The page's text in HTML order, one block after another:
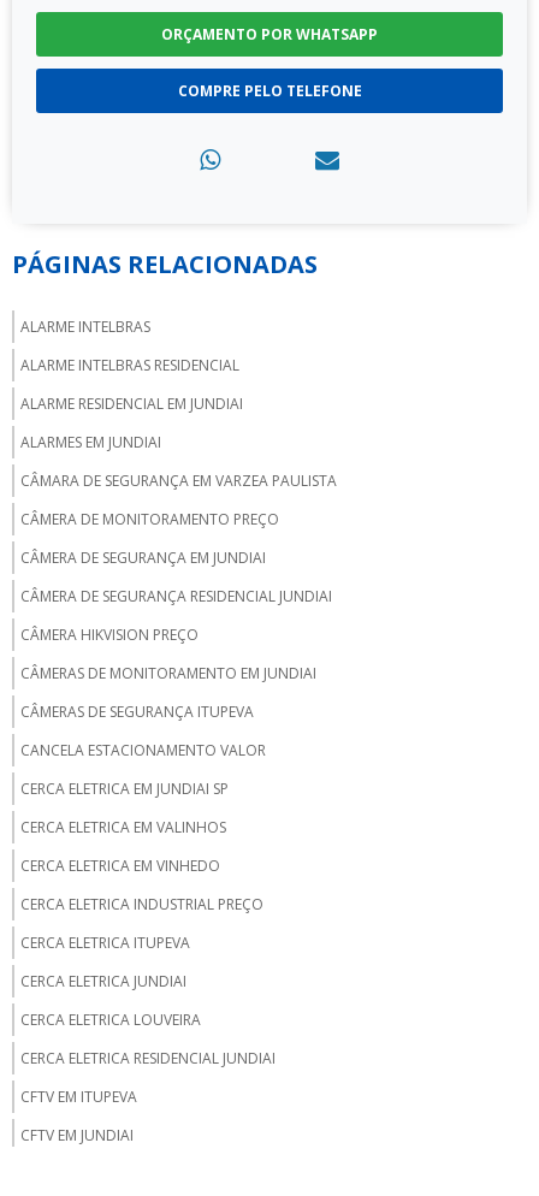
ORÇAMENTO POR WHATSAPP
COMPRE PELO TELEFONE
PÁGINAS RELACIONADAS
ALARME INTELBRAS
ALARME INTELBRAS RESIDENCIAL
ALARME RESIDENCIAL EM JUNDIAI
ALARMES EM JUNDIAI
CÂMARA DE SEGURANÇA EM VARZEA PAULISTA
CÂMERA DE MONITORAMENTO PREÇO
CÂMERA DE SEGURANÇA EM JUNDIAI
CÂMERA DE SEGURANÇA RESIDENCIAL JUNDIAI
CÂMERA HIKVISION PREÇO
CÂMERAS DE MONITORAMENTO EM JUNDIAI
CÂMERAS DE SEGURANÇA ITUPEVA
CANCELA ESTACIONAMENTO VALOR
CERCA ELETRICA EM JUNDIAI SP
CERCA ELETRICA EM VALINHOS
CERCA ELETRICA EM VINHEDO
CERCA ELETRICA INDUSTRIAL PREÇO
CERCA ELETRICA ITUPEVA
CERCA ELETRICA JUNDIAI
CERCA ELETRICA LOUVEIRA
CERCA ELETRICA RESIDENCIAL JUNDIAI
CFTV EM ITUPEVA
CFTV EM JUNDIAI